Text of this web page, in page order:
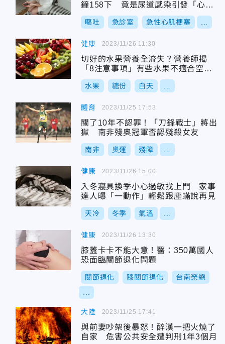
鐘158下 竟是尿道感染引發「心肌
梗塞」
嘔吐 急診室 急性心肌梗塞
健康
切好的水果營養全流失？營養師揭
「8注意事項」有些水果不適合空腹
吃
水果 糖份 白天
2023/11/26 11:30
體育
關了10年不認罪！「刀鋒戰士」將出
獄 南非殘奧冠軍否認殘殺女友
南非 奧運 殘障
2023/11/25 17:53
健康
入冬寢具換季小心過敏找上門 家事
達人曝「一動作」輕鬆跟塵蟎說再見
天冷 冬季 氣溫
2023/11/26 15:00
健康
膝蓋卡卡不能大意！醫：350萬國人
恐面臨關節退化問題
關節退化 膝關節退化 台南榮總
2023/11/26 13:30
大陸
與前妻吵架後暴怒！醉漢一把火燒了
自家 危害公共安全遭判刑1年3個月
2023/11/25 17:41